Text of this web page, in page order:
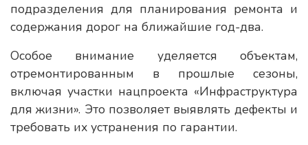
подразделения для планирования ремонта и
содержания дорог на ближайшие год-два.
Особое внимание уделяется объектам,
отремонтированным в прошлые сезоны,
включая участки нацпроекта «Инфраструктура
для жизни». Это позволяет выявлять дефекты и
требовать их устранения по гарантии.